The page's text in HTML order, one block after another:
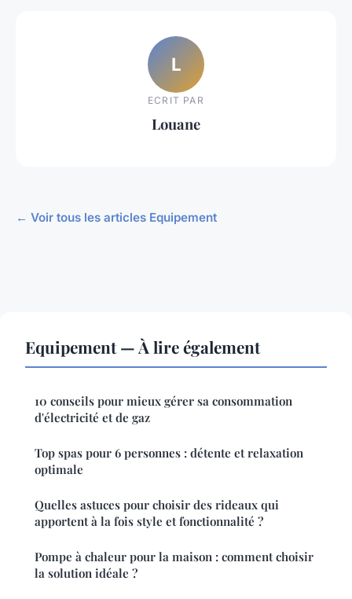
L
ECRIT PAR
Louane
← Voir tous les articles Equipement
Equipement — À lire également
10 conseils pour mieux gérer sa consommation
d'électricité et de gaz
Top spas pour 6 personnes : détente et relaxation
optimale
Quelles astuces pour choisir des rideaux qui
apportent à la fois style et fonctionnalité ?
Pompe à chaleur pour la maison : comment choisir
la solution idéale ?